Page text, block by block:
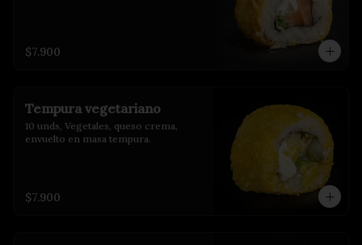
$7.900
Tempura vegetariano
10 unds, Vegetales, queso crema,
envuelto en masa tempura.
$7.900